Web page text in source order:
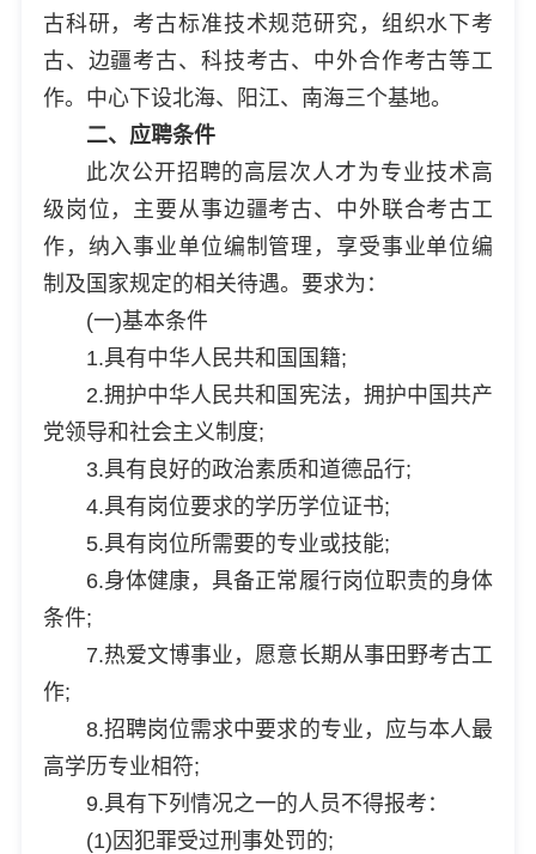
古科研，考古标准技术规范研究，组织水下考
古、边疆考古、科技考古、中外合作考古等工
作。中心下设北海、阳江、南海三个基地。
二、应聘条件
此次公开招聘的高层次人才为专业技术高
级岗位，主要从事边疆考古、中外联合考古工
作，纳入事业单位编制管理，享受事业单位编
制及国家规定的相关待遇。要求为：
(一)基本条件
1.具有中华人民共和国国籍;
2.拥护中华人民共和国宪法，拥护中国共产
党领导和社会主义制度;
3.具有良好的政治素质和道德品行;
4.具有岗位要求的学历学位证书;
5.具有岗位所需要的专业或技能;
6.身体健康，具备正常履行岗位职责的身体
条件;
7.热爱文博事业，愿意长期从事田野考古工
作;
8.招聘岗位需求中要求的专业，应与本人最
高学历专业相符;
9.具有下列情况之一的人员不得报考：
(1)因犯罪受过刑事处罚的;